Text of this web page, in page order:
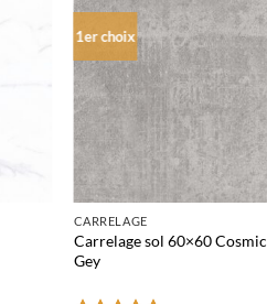
1er choix
CARRELAGE
Carrelage sol 60×60 Cosmic
Gey